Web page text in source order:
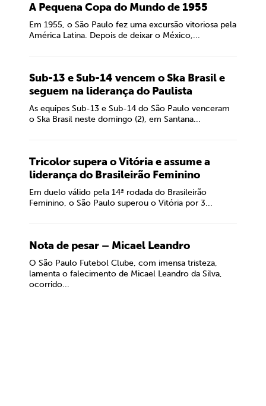
A Pequena Copa do Mundo de 1955
Em 1955, o São Paulo fez uma excursão vitoriosa pela
América Latina. Depois de deixar o México,...
Sub-13 e Sub-14 vencem o Ska Brasil e
seguem na liderança do Paulista
As equipes Sub-13 e Sub-14 do São Paulo venceram
o Ska Brasil neste domingo (2), em Santana...
Tricolor supera o Vitória e assume a
liderança do Brasileirão Feminino
Em duelo válido pela 14ª rodada do Brasileirão
Feminino, o São Paulo superou o Vitória por 3...
Nota de pesar – Micael Leandro
O São Paulo Futebol Clube, com imensa tristeza,
lamenta o falecimento de Micael Leandro da Silva,
ocorrido...